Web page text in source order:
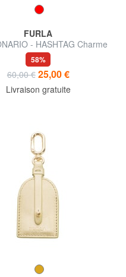
FURLA
- HASHTAG Charme
58%
60,00 € 25,00 €
Livraison gratuite